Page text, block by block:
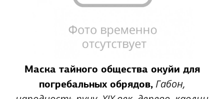
Маска тайного общества окуйи для
погребальных обрядов, Габон,